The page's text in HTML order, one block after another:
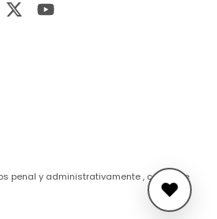
penal y administrativamente , conforme